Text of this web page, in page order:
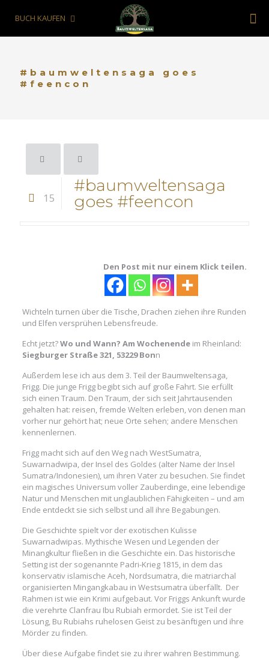
BUCH KAUFEN
#baumweltensaga goes
#feencon
15
#baumweltensaga
goes #feencon
Den Post mit nur einem Klick teilen.
Wichteln turnen über die Tische, Drachen ziehen ihre Runden
und Elfen versprühen Lebensfreude.
Echt jetzt?Wo und Wann? Am Wochenendeim Rheinland:
Siegburger Straße 321, 53229 Bonn
Außerdem lese ich aus dem 3. Teil der Baumweltensaga,
Frigg. Die junge Frigg begibt sich auf große Fahrt. Sie erfüllt
sich einen Traum. Den Traum, der sich seit Jahrtausenden
gehalten hat: reisen, fremde Welten erleben, von denen man
vorher nur gehört hat; neue Orte sehen; andere Menschen
kennenlernen.
Frigg macht sich auf den Weg nach WestSumatra,
Suwarnadwipa, der Insel des Goldes (alter Name der Insel
Sumatra/Indonesien), um ihren Vater zu besuchen. Sie findet
ein magisches Universum voller Zauberdinge, eine lebendige
Natur und Menschen mit unglaublichen Fähigkeiten – und am
Ende entdeckt sie sich selbst und all ihre Begabungen.
Die Geschichte spielt vor der exotischen Kulisse
Suwarnadwipas. Mythische Wesen und Legenden der
Minangkultur fließen in die Geschichte ein. Das historische
Setting ist der sogenannte Padri-Krieg 1815, in dem das
konservativ islamische Aceh, Nordsumatra, die matriarchal
organisierten Mingangkabau in Westsumatra überfällt. Der
Rahmen ist wie ein Krimi aufgebaut. Vor Friggs Ankunft wurde
die verehrte Clanfrau Ibu Rubiah ermordet. Sie ist Teil der
Lösung, Bu Rubiahs ruhelosen Geist zu besänftigen und ihre
Mörder zu finden.
Über diese Aufgabe findet sie zu ihrer wahren Bestimmung.